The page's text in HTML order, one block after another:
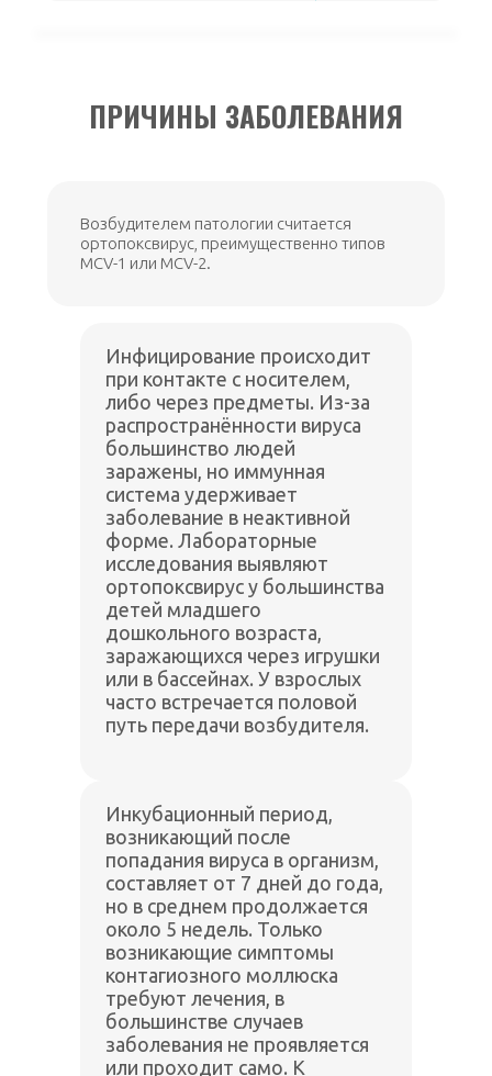
ПРИЧИНЫ ЗАБОЛЕВАНИЯ
Возбудителем патологии считается
ортопоксвирус, преимущественно типов
MCV-1 или MCV-2.
Инфицирование происходит
при контакте с носителем,
либо через предметы. Из-за
распространённости вируса
большинство людей
заражены, но иммунная
система удерживает
заболевание в неактивной
форме. Лабораторные
исследования выявляют
ортопоксвирус у большинства
детей младшего
дошкольного возраста,
заражающихся через игрушки
или в бассейнах. У взрослых
часто встречается половой
путь передачи возбудителя.
Инкубационный период,
возникающий после
попадания вируса в организм,
составляет от 7 дней до года,
но в среднем продолжается
около 5 недель. Только
возникающие симптомы
контагиозного моллюска
требуют лечения, в
большинстве случаев
заболевания не проявляется
или проходит само. К